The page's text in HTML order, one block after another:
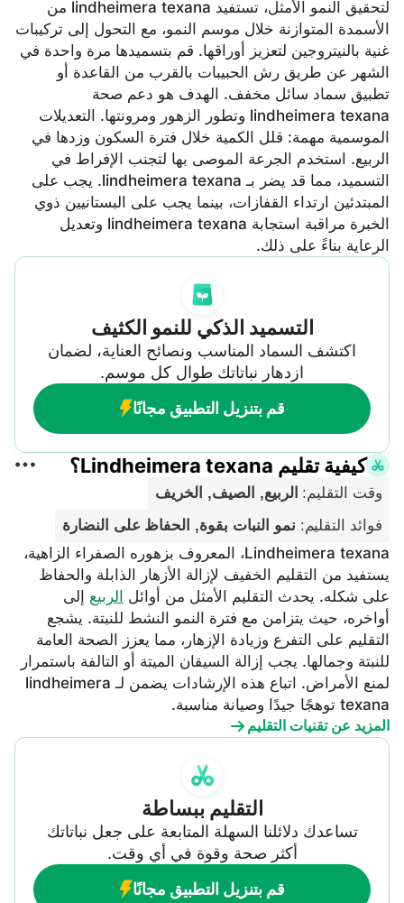
لتحقيق النمو الأمثل، تستفيد lindheimera texana من
الأسمدة المتوازنة خلال موسم النمو، مع التحول إلى تركيبات
غنية بالنيتروجين لتعزيز أوراقها. قم بتسميدها مرة واحدة في
الشهر عن طريق رش الحبيبات بالقرب من القاعدة أو
تطبيق سماد سائل مخفف. الهدف هو دعم صحة
lindheimera texana وتطور الزهور ومرونتها. التعديلات
الموسمية مهمة: قلل الكمية خلال فترة السكون وزدها في
الربيع. استخدم الجرعة الموصى بها لتجنب الإفراط في
التسميد، مما قد يضر بـ lindheimera texana. يجب على
المبتدئين ارتداء القفازات، بينما يجب على البستانيين ذوي
الخبرة مراقبة استجابة lindheimera texana وتعديل
الرعاية بناءً على ذلك.
التسميد الذكي للنمو الكثيف
اكتشف السماد المناسب ونصائح العناية، لضمان
ازدهار نباتاتك طوال كل موسم.
قم بتنزيل التطبيق مجانًا
كيفية تقليم Lindheimera texana؟
وقت التقليم: الربيع, الصيف, الخريف
فوائد التقليم: نمو النبات بقوة, الحفاظ على النضارة
Lindheimera texana، المعروف بزهوره الصفراء الزاهية،
يستفيد من التقليم الخفيف لإزالة الأزهار الذابلة والحفاظ
على شكله. يحدث التقليم الأمثل من أوائل الربيع إلى
أواخره، حيث يتزامن مع فترة النمو النشط للنبتة. يشجع
التقليم على التفرع وزيادة الإزهار، مما يعزز الصحة العامة
للنبتة وجمالها. يجب إزالة السيقان الميتة أو التالفة باستمرار
لمنع الأمراض. اتباع هذه الإرشادات يضمن لـ lindheimera
texana توهجًا جيدًا وصيانة مناسبة.
المزيد عن تقنيات التقليم
التقليم ببساطة
تساعدك دلائلنا السهلة المتابعة على جعل نباتاتك
أكثر صحة وقوة في أي وقت.
قم بتنزيل التطبيق مجانًا